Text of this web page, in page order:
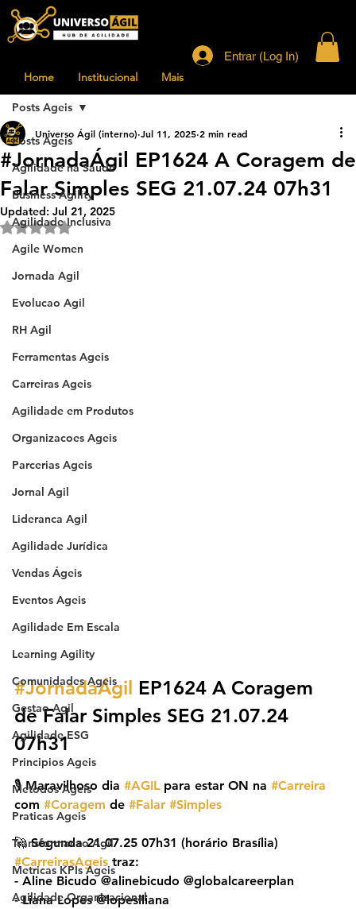
Home Institucional Mais
Entrar (Log In)
Posts Ageis
Agilidade na Saude
Business Agility
Agilidade Inclusiva
Agile Women
Jornada Agil
Evolucao Agil
RH Agil
Ferramentas Ageis
Carreiras Ageis
Agilidade em Produtos
Organizacoes Ageis
Parcerias Ageis
Jornal Agil
Lideranca Agil
Agilidade Jurídica
Vendas Ágeis
Eventos Ageis
Agilidade Em Escala
Learning Agility
Comunidades Ageis
Gestao Agil
Agilidade ESG
Principios Ageis
Metodos Ageis
Praticas Ageis
Transformacao Agil
Metricas KPIs Ageis
Agilidade Organizacional
Posts Ageis
#JornadaÁgil EP1624 A Coragem de
Falar Simples SEG 21.07.24 07h31
Universo Ágil (interno) Jul 11, 2025 2 min read
Updated: Jul 21, 2025
Rated NaN out of 5 stars.
#JornadaÁgil EP1624 A Coragem
de Falar Simples SEG 21.07.24
07h31
🎙️ Maravilhoso dia #AGIL para estar ON na #Carreira
com #Coragem de #Falar #Simples
🚀 Segunda 21.07.25 07h31 (horário Brasília)
#CarreirasAgeis traz:
- Aline Bicudo @alinebicudo @globalcareerplan
- Liana Lopes @lopeslliana